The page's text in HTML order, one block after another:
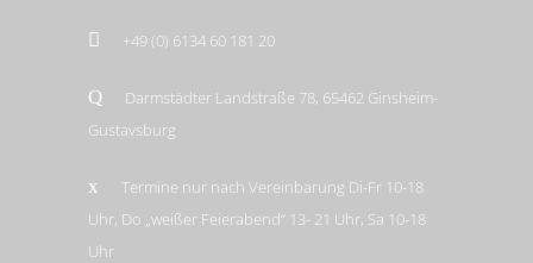
+49 (0) 6134 60 181 20
Darmstädter Landstraße 78, 65462 Ginsheim-
Gustavsburg
Termine nur nach Vereinbarung Di-Fr 10-18
Uhr, Do „weißer Feierabend“ 13- 21 Uhr, Sa 10-18
Uhr